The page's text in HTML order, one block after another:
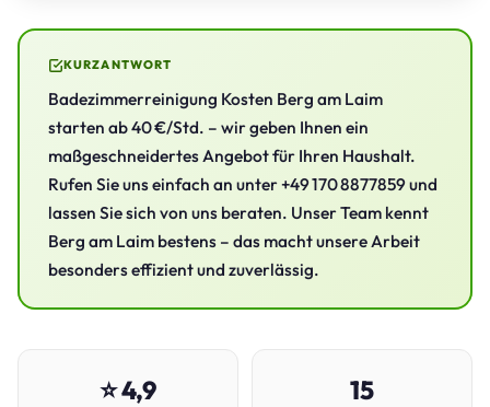
KURZANTWORT
Badezimmerreinigung Kosten Berg am Laim
starten ab 40 €/Std. – wir geben Ihnen ein
maßgeschneidertes Angebot für Ihren Haushalt.
Rufen Sie uns einfach an unter +49 170 8877859 und
lassen Sie sich von uns beraten. Unser Team kennt
Berg am Laim bestens – das macht unsere Arbeit
besonders effizient und zuverlässig.
⭐ 4,9 15